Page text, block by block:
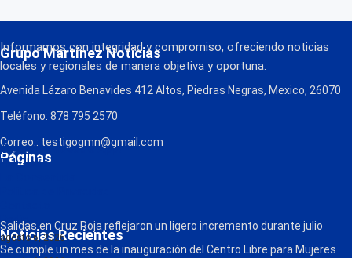
Grupo Martínez Noticias
Informamos con integridad y compromiso, ofreciendo noticias
locales y regionales de manera objetiva y oportuna.
Avenida Lázaro Benavides 412 Altos, Piedras Negras, Mexico, 26070
Teléfono: 878 795 2570
Correo:: testigogmn@gmail.com
Páginas
¡Descarga nuestra App!
FM Globo
Radio
Noticias Recientes
Salidas en Cruz Roja reflejaron un ligero incremento durante julio
agosto 6, 2026
Se cumple un mes de la inauguración del Centro Libre para Mujeres